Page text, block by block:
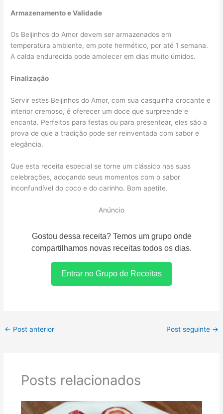
Armazenamento e Validade
Os Beijinhos do Amor devem ser armazenados em
temperatura ambiente, em pote hermético, por até 1 semana.
A calda endurecida pode amolecer em dias muito úmidos.
Finalização
Servir estes Beijinhos do Amor, com sua casquinha crocante e
interior cremoso, é oferecer um doce que surpreende e
encanta. Perfeitos para festas ou para presentear, eles são a
prova de que a tradição pode ser reinventada com sabor e
elegância.
Que esta receita especial se torne um clássico nas suas
celebrações, adoçando seus momentos com o sabor
inconfundível do coco e do carinho. Bom apetite.
Anúncio
Gostou dessa receita? Temos um grupo onde
compartilhamos novas receitas todos os dias.
Entrar no Grupo de Receitas
← Post anterior Post seguinte →
Posts relacionados